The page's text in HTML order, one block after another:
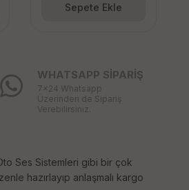
Sepete Ekle
WHATSAPP SİPARİŞ
7x24 Whatsapp
Üzerinden de Sipariş
Verebilirsiniz.
Ses Sistemleri gibi bir çok
hazırlayıp anlaşmalı kargo